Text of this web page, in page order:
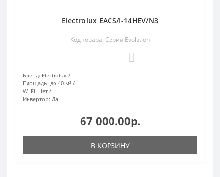
Electrolux EACS/I-14HEV/N3
Код товара: Серия Evolution
Бренд: Electrolux
Площадь: до 40 м²
Wi-Fi: Нет
Инвертор: Да
67 000.00р.
В КОРЗИНУ